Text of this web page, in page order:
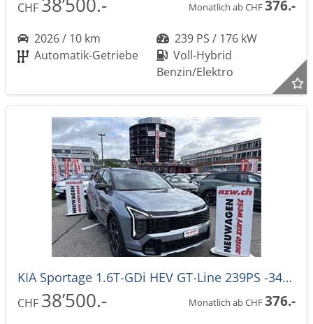
CHF Monatlich ab CHF376.-
2026 / 10 km
239 PS / 176 kW
Automatik-Getriebe
Voll-Hybrid
Benzin/Elektro
KIA Sportage 1.6T-GDi HEV GT-Line 239PS -34%! 4x4 Automat NEUES MODELL
CHF 38’500.- Monatlich ab CHF376.-